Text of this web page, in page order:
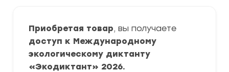
Приобретая товар, вы получаете
доступ к Международному
экологическому диктанту
«Экодиктант» 2026.